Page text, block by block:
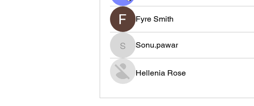
Fyre Smith
Sonu.pawar
Sonu.pawar
Hellenia Rose